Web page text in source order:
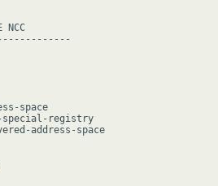
space
special-registry
address-space